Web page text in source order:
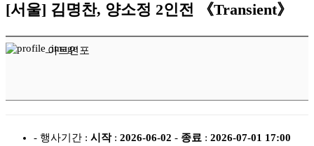
[서울] 김명찬, 양소정 2인전 《Transient》
아트인포
- 행사기간 : 시작: 2026-06-02 - 종료 : 2026-07-01 17:00